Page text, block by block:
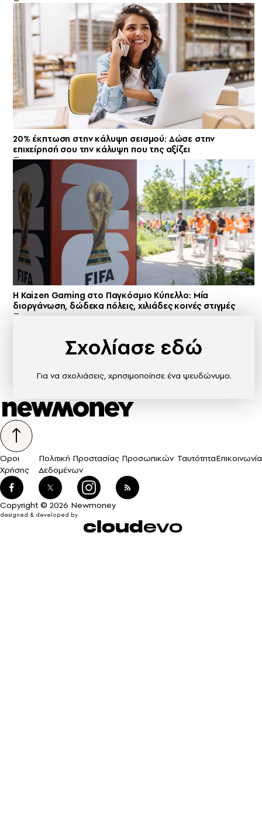
20% έκπτωση στην κάλυψη σεισμού: Δώσε στην
επιχείρησή σου την κάλυψη που της αξίζει
H Kaizen Gaming στο Παγκόσμιο Kύπελλο: Μία
διοργάνωση, δώδεκα πόλεις, χιλιάδες κοινές στιγμές
Σχολίασε εδώ
Για να σχολιάσεις, χρησιμοποίησε ένα ψευδώνυμο.
Όροι
Χρήσης
Πολιτική Προστασίας Προσωπικών
Δεδομένων
ΤαυτότηταΕπικοινωνία
Copyright © 2026 Newmoney
designed & developed by